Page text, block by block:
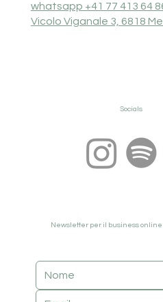
whatsapp +41 77 413 64
Vicolo Viganale 3, 6818
Socials
Newsletter per il business online